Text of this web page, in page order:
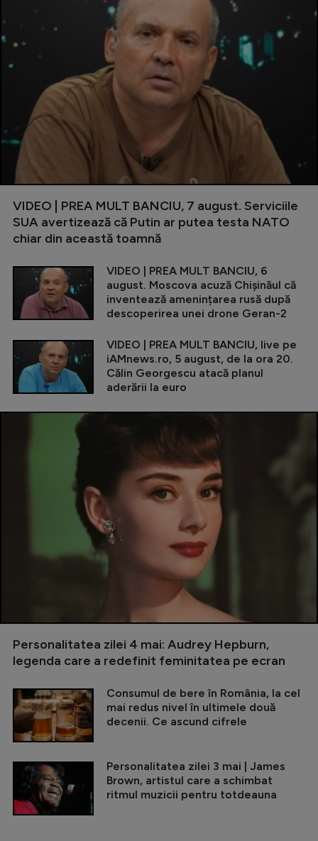
VIDEO | PREA MULT BANCIU, 7 august. Serviciile
SUA avertizează că Putin ar putea testa NATO
chiar din această toamnă
VIDEO | PREA MULT BANCIU, 6
august. Moscova acuză Chișinăul că
inventează amenințarea rusă după
descoperirea unei drone Geran-2
VIDEO | PREA MULT BANCIU, live pe
iAMnews.ro, 5 august, de la ora 20.
Călin Georgescu atacă planul
aderării la euro
Personalitatea zilei 4 mai: Audrey Hepburn,
legenda care a redefinit feminitatea pe ecran
Consumul de bere în România, la cel
mai redus nivel în ultimele două
decenii. Ce ascund cifrele
Personalitatea zilei 3 mai | James
Brown, artistul care a schimbat
ritmul muzicii pentru totdeauna